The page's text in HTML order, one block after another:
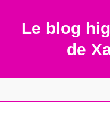
contentLe blog
de